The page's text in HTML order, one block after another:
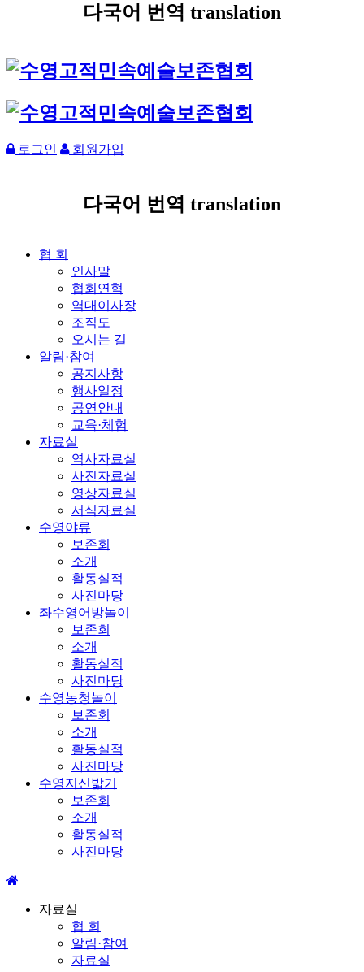
다국어 번역 translation
로그인 회원가입
다국어 번역 translation
협 회
인사말
협회연혁
역대이사장
조직도
오시는 길
알림·참여
공지사항
행사일정
공연안내
교육·체험
자료실
역사자료실
사진자료실
영상자료실
서식자료실
수영야류
보존회
소개
활동실적
사진마당
좌수영어방놀이
보존회
소개
활동실적
사진마당
수영농청놀이
보존회
소개
활동실적
사진마당
수영지신밟기
보존회
소개
활동실적
사진마당
자료실
협 회
알림·참여
자료실